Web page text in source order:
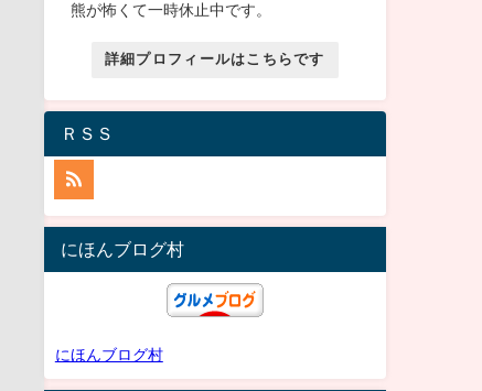
熊が怖くて一時休止中です。
詳細プロフィールはこちらです
ＲＳＳ
にほんブログ村
にほんブログ村